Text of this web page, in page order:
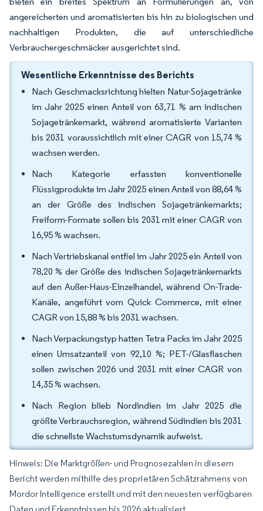
angereicherten und aromatisierten bis hin zu biologischen und
nachhaltigen Produkten, die auf unterschiedliche
Verbrauchergeschmäcker ausgerichtet sind.
Wesentliche Erkenntnisse des Berichts
Nach Geschmacksrichtung hielten Natur-Sojagetränke
im Jahr 2025 einen Anteil von 63,71 % am indischen
Sojagetränkemarkt, während aromatisierte Varianten
bis 2031 voraussichtlich mit einer CAGR von 15,74 %
wachsen werden.
Nach Kategorie erfassten konventionelle
Flüssigprodukte im Jahr 2025 einen Anteil von 88,64 %
an der Größe des indischen Sojagetränkemarkts;
Freiform-Formate sollen bis 2031 mit einer CAGR von
16,95 % wachsen.
Nach Vertriebskanal entfiel im Jahr 2025 ein Anteil von
78,20 % der Größe des indischen Sojagetränkemarkts
auf den Außer-Haus-Einzelhandel, während On-Trade-
Kanäle, angeführt vom Quick Commerce, mit einer
CAGR von 15,88 % bis 2031 wachsen.
Nach Verpackungstyp hatten Tetra Packs im Jahr 2025
einen Umsatzanteil von 92,10 %; PET-/Glasflaschen
sollen zwischen 2026 und 2031 mit einer CAGR von
14,35 % wachsen.
Nach Region blieb Nordindien im Jahr 2025 die
größte Verbrauchsregion, während Südindien bis 2031
die schnellste Wachstumsdynamik aufweist.
Hinweis: Die Marktgrößen- und Prognosezahlen in diesem
Bericht werden mithilfe des proprietären Schätzrahmens von
Mordor Intelligence erstellt und mit den neuesten verfügbaren